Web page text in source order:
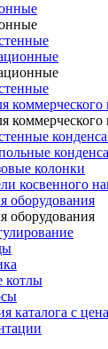
колонки
косвенного
оборудования
оборудования
котлы
каталога с